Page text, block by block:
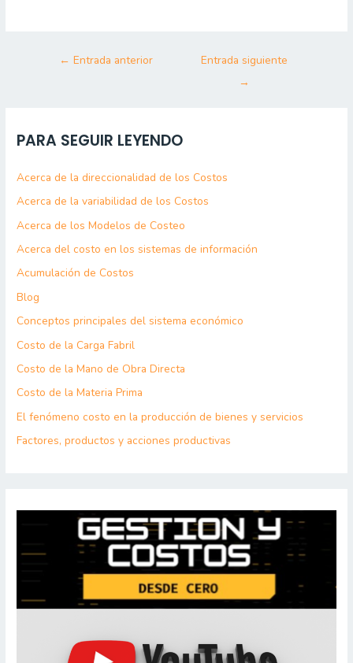
← Entrada anterior
Entrada siguiente
→
PARA SEGUIR LEYENDO
Acerca de la direccionalidad de los Costos
Acerca de la variabilidad de los Costos
Acerca de los Modelos de Costeo
Acerca del costo en los sistemas de información
Acumulación de Costos
Blog
Conceptos principales del sistema económico
Costo de la Carga Fabril
Costo de la Mano de Obra Directa
Costo de la Materia Prima
El fenómeno costo en la producción de bienes y servicios
Factores, productos y acciones productivas